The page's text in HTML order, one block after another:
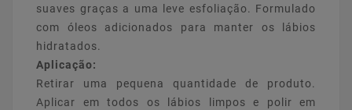
suaves graças a uma leve esfoliação. Formulado
com óleos adicionados para manter os lábios
hidratados.
Aplicação:
Retirar uma pequena quantidade de produto.
Aplicar em todos os lábios limpos e polir em